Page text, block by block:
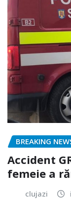
BREAKING
Accident
femeie a
clujazi